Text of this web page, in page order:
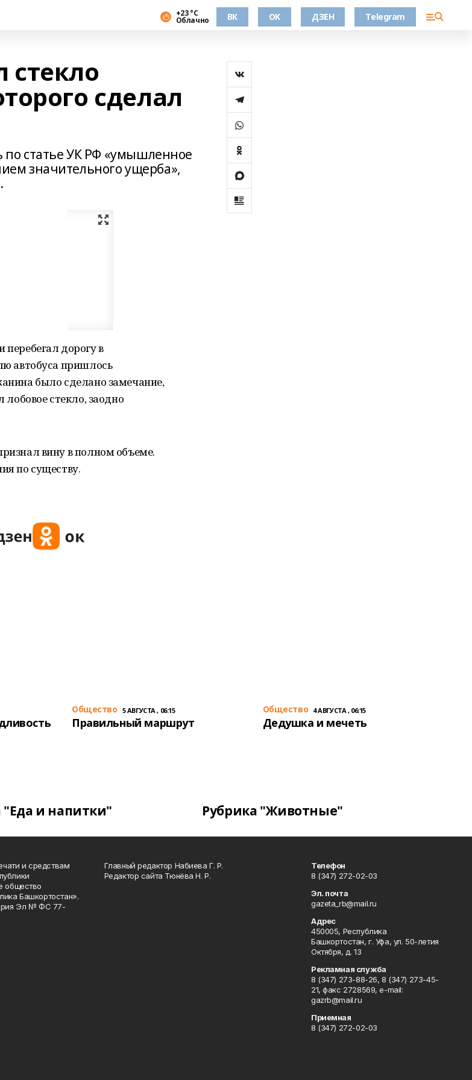
+23 °С
Облачно ВК OK ДЗЕН Telegram
стекло
сделал
по статье УК РФ «умышленное
значительного ущерба»,
дорогу в
автобуса пришлось
было сделано замечание,
лобовое стекло, заодно
вину в полном объеме.
по существу.
Общество 5 АВГУСТА , 06:15
Правильный маршрут
Общество 4 АВГУСТА , 06:15
Дедушка и мечеть
"Еда и напитки" Рубрика "Животные"
и средствам
общество
Башкортостан».
Эл № ФС 77-
Главный редактор Набиева Г. Р.
Редактор сайта Тюнёва Н. Р.
Телефон
8 (347) 272-02-03
Эл. почта
gazeta_rb@mail.ru
Адрес
450005, Республика
Башкортостан, г. Уфа, ул. 50-летия
Октября, д. 13
Рекламная служба
8 (347) 273-88-26, 8 (347) 273-45-
21, факс 2728569, e-mail:
gazrb@mail.ru
Приемная
8 (347) 272-02-03